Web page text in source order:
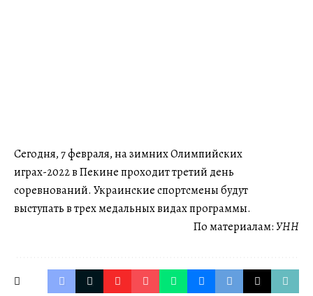
Сегодня, 7 февраля, на зимних Олимпийских
играх-2022 в Пекине проходит третий день
соревнований. Украинские спортсмены будут
выступать в трех медальных видах программы.
По материалам: УНН